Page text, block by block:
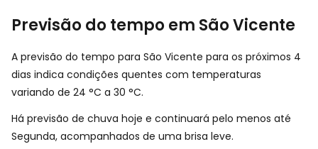
Previsão do tempo em São Vicente
A previsão do tempo para São Vicente para os próximos 4
dias indica condições quentes com temperaturas
variando de 24 °C a 30 °C.
Há previsão de chuva hoje e continuará pelo menos até
Segunda, acompanhados de uma brisa leve.